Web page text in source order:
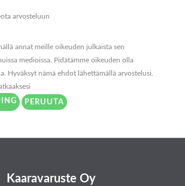
arvosteluun
annat meille oikeuden julkaista sen
medioissa. Pidätämme oikeuden olla
Hyväksyt nämä ehdot lähettämällä arvostelusi.
PERUUTA
Kaaravaruste Oy